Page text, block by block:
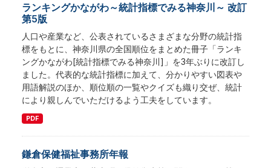
ランキングかながわ～統計指標でみる神奈川～ 改訂
第5版
人口や産業など、公表されているさまざまな分野の統計指
標をもとに、神奈川県の全国順位をまとめた冊子「ランキ
ングかながわ[統計指標でみる神奈川]」を3年ぶりに改訂し
ました。代表的な統計指標に加えて、分かりやすい図表や
用語解説のほか、順位順の一覧やクイズも織り交ぜ、統計
により親しんでいただけるよう工夫をしています。
PDF
鎌倉保健福祉事務所年報